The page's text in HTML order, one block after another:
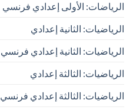
الرياضات: الأولى إعدادي فرنسي
الرياضيات: الثانية إعدادي
الرياضيات: الثانية إعدادي فرنسي
الرياضيات: الثالثة إعدادي
الرياضيات: الثالثة إعدادي فرنسي